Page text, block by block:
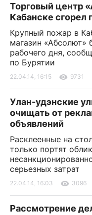
Торговый центр
Кабанске сгорел
Крупный пожар в
магазин «Абсолют»
рабочего дня,
по Бурятии
22.04.14, 16:15 9731
Улан-удэнские
очищать от
объявлений
Расклеенные на
только портят
серьезных затрат
22.04.14, 16:03 3096
Рассмотрение